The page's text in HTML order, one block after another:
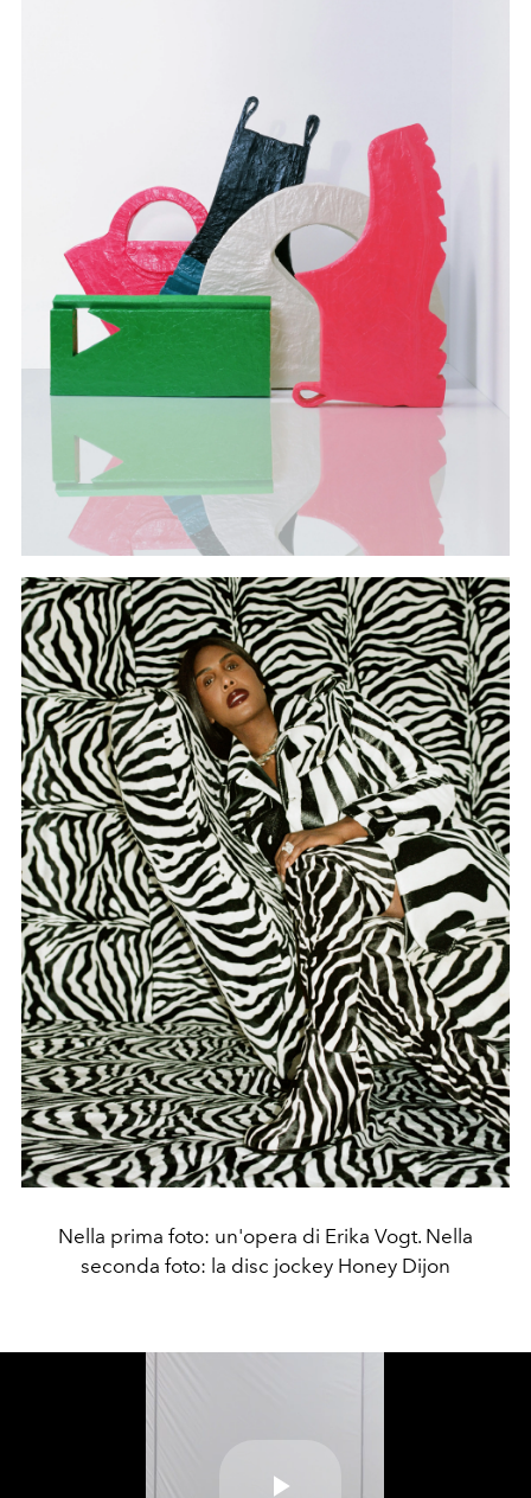
Nella prima foto: un'opera di Erika Vogt. Nella
seconda foto: la disc jockey Honey Dijon